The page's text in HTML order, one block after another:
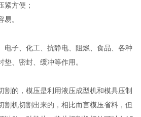
方便；
。
电子、化工、抗静电、阻燃、食品、各种
、密封、缓冲等作用。
割的，模压是利用液压成型机和模具压制
割机切割出来的，相比而言模压省料，但